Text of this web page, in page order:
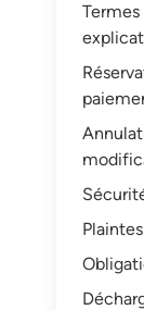
Plaintes